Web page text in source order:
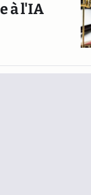
à l'IA